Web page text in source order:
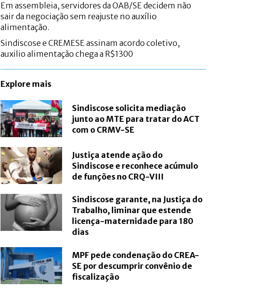
Em assembleia, servidores da OAB/SE decidem não
sair da negociação sem reajuste no auxílio
alimentação.
Sindiscose e CREMESE assinam acordo coletivo,
auxilio alimentação chega a R$1300
Explore mais
Sindiscose solicita mediação
junto ao MTE para tratar do ACT
com o CRMV-SE
Justiça atende ação do
Sindiscose e reconhece acúmulo
de funções no CRQ-VIII
Sindiscose garante, na Justiça do
Trabalho, liminar que estende
licença-maternidade para 180
dias
MPF pede condenação do CREA-
SE por descumprir convênio de
fiscalização